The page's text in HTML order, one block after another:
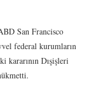
San Francisco
federal kurumların
kararının Dışişleri